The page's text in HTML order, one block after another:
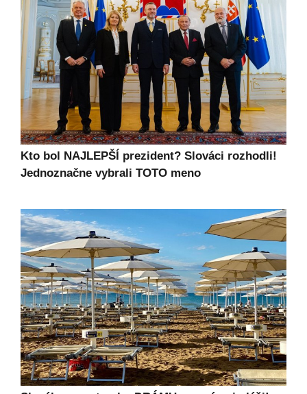
Kto bol NAJLEPŠÍ prezident? Slováci rozhodli!
Jednoznačne vybrali TOTO meno